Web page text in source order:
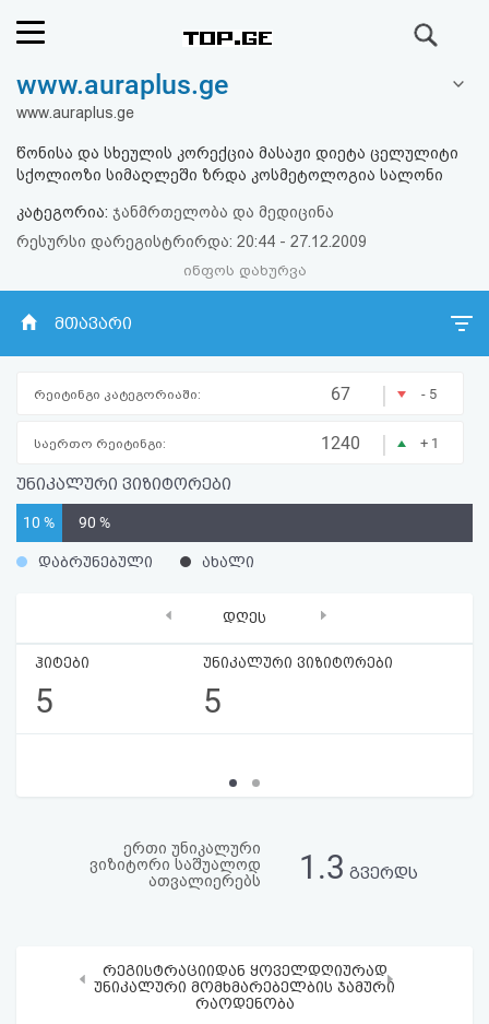
რეიტინგი
კითხვა-
პასუხი
რეგისტრაცია
აღდგენა
HTML
სალიცენზიო
შეთანხმება
www.auraplus.ge
www.auraplus.ge
წონისა და სხეულის კორექცია მასაჟი დიეტა ცელულიტი
სქოლიოზი სიმაღლეში ზრდა კოსმეტოლოგია სალონი
კატეგორია: ჯანმრთელობა და მედიცინა
რესურსი დარეგისტრირდა: 20:44 - 27.12.2009
ინფოს დახურვა
მთავარი
რეიტინგი კატეგორიაში: 67 | - 5
საერთო რეიტინგი: 1240 | + 1
უნიკალური ვიზიტორები
10 % 90 %
დაბრუნებული ახალი
დღეს
ჰიტები
5
უნიკალური ვიზიტორები
5
‹ ›
ერთი უნიკალური
ვიზიტორი საშუალოდ
ათვალიერებს
1.3 გვერდს
რეგისტრაციიდან ყოველდღიურად
უნიკალური მომხმარებელბის ჯამური
რაოდენობა
‹ ›